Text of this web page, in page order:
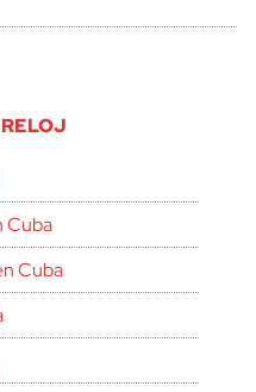
Cuba
Cuba